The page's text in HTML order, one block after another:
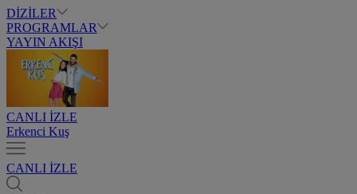
DİZİLER
PROGRAMLAR
YAYIN AKIŞI
CANLI İZLE
Erkenci Kuş
CANLI İZLE